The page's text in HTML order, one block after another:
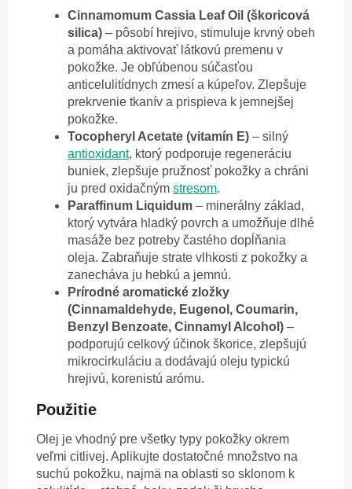
Cinnamomum Cassia Leaf Oil (škoricová
silica) – pôsobí hrejivo, stimuluje krvný obeh
a pomáha aktivovať látkovú premenu v
pokožke. Je obľúbenou súčasťou
anticelulitídnych zmesí a kúpeľov. Zlepšuje
prekrvenie tkanív a prispieva k jemnejšej
pokožke.
Tocopheryl Acetate (vitamín E) – silný
antioxidant, ktorý podporuje regeneráciu
buniek, zlepšuje pružnosť pokožky a chráni
ju pred oxidačným stresom.
Paraffinum Liquidum – minerálny základ,
ktorý vytvára hladký povrch a umožňuje dlhé
masáže bez potreby častého dopĺňania
oleja. Zabraňuje strate vlhkosti z pokožky a
zanecháva ju hebkú a jemnú.
Prírodné aromatické zložky
(Cinnamaldehyde, Eugenol, Coumarin,
Benzyl Benzoate, Cinnamyl Alcohol) –
podporujú celkový účinok škorice, zlepšujú
mikrocirkuláciu a dodávajú oleju typickú
hrejivú, korenistú arómu.
Použitie
Olej je vhodný pre všetky typy pokožky okrem
veľmi citlivej. Aplikujte dostatočné množstvo na
suchú pokožku, najmä na oblasti so sklonom k